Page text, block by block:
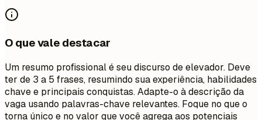
O que vale destacar
Um resumo profissional é seu discurso de elevador. Deve
ter de 3 a 5 frases, resumindo sua experiência, habilidades
chave e principais conquistas. Adapte-o à descrição da
vaga usando palavras-chave relevantes. Foque no que o
torna único e no valor que você agrega aos potenciais